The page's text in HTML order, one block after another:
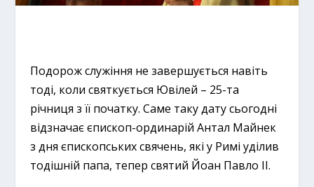
Подорож служіння не завершується навіть
тоді, коли святкується Ювілей – 25-та
річниця з її початку. Саме таку дату сьогодні
відзначає єпископ-ординарій Антал Майнек
з дня єпископських свячень, які у Римі уділив
тодішній папа, тепер святий Йоан Павло ІІ.